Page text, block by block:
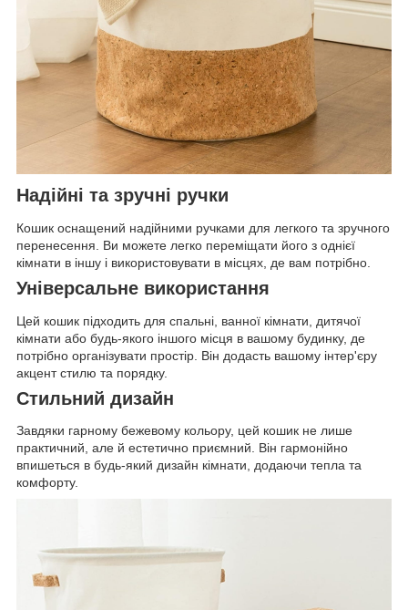
Надійні та зручні ручки
Кошик оснащений надійними ручками для легкого та зручного
перенесення. Ви можете легко переміщати його з однієї
кімнати в іншу і використовувати в місцях, де вам потрібно.
Універсальне використання
Цей кошик підходить для спальні, ванної кімнати, дитячої
кімнати або будь-якого іншого місця в вашому будинку, де
потрібно організувати простір. Він додасть вашому інтер'єру
акцент стилю та порядку.
Стильний дизайн
Завдяки гарному бежевому кольору, цей кошик не лише
практичний, але й естетично приємний. Він гармонійно
впишеться в будь-який дизайн кімнати, додаючи тепла та
комфорту.